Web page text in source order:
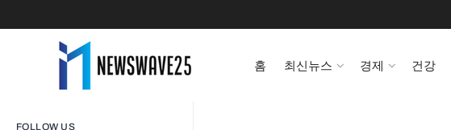
FOLLOW US
홈 최신뉴스 경제 건강